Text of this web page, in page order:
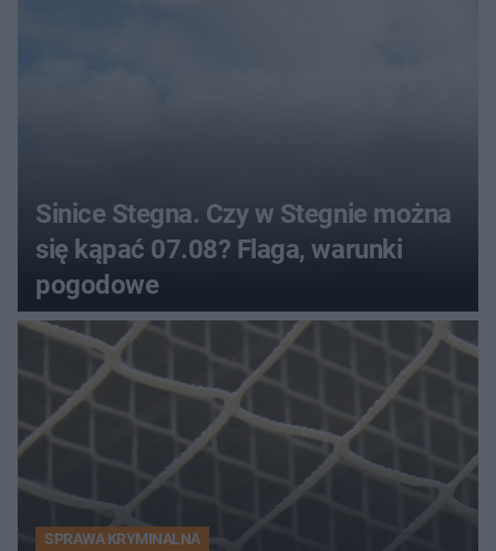
Sinice Stegna. Czy w Stegnie można
się kąpać 07.08? Flaga, warunki
pogodowe
SPRAWA KRYMINALNA